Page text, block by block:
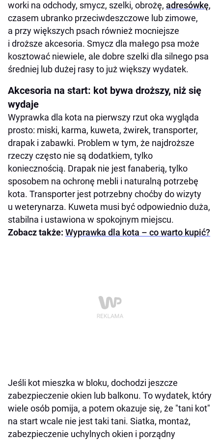
worki na odchody, smycz, szelki, obrożę, adresówkę,
czasem ubranko przeciwdeszczowe lub zimowe,
a przy większych psach również mocniejsze
i droższe akcesoria. Smycz dla małego psa może
kosztować niewiele, ale dobre szelki dla silnego psa
średniej lub dużej rasy to już większy wydatek.
Akcesoria na start: kot bywa droższy, niż się
wydaje
Wyprawka dla kota na pierwszy rzut oka wygląda
prosto: miski, karma, kuweta, żwirek, transporter,
drapak i zabawki. Problem w tym, że najdroższe
rzeczy często nie są dodatkiem, tylko
koniecznością. Drapak nie jest fanaberią, tylko
sposobem na ochronę mebli i naturalną potrzebę
kota. Transporter jest potrzebny choćby do wizyty
u weterynarza. Kuweta musi być odpowiednio duża,
stabilna i ustawiona w spokojnym miejscu.
Zobacz także: Wyprawka dla kota – co warto kupić?
Jeśli kot mieszka w bloku, dochodzi jeszcze
zabezpieczenie okien lub balkonu. To wydatek, który
wiele osób pomija, a potem okazuje się, że "tani kot"
na start wcale nie jest taki tani. Siatka, montaż,
zabezpieczenie uchylnych okien i porządny